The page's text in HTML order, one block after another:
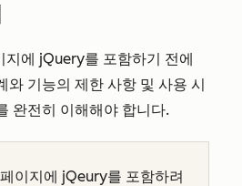
에 jQuery를 포함하기 전에
와 기능의 제한 사항 및 사용 시
완전히 이해해야 합니다.
이지에 jQeury를 포함하려